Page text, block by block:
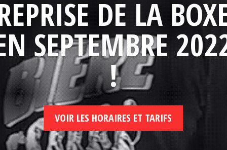
DE LA
SEPTEMBRE
!
VOIR LES HORAIRES ET TARIFS